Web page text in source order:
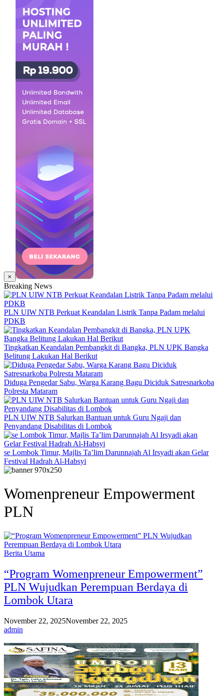
×
Breaking News
PLN UIW NTB Perkuat Keandalan Listrik Tanpa Padam melalui
PDKB
Tingkatkan Keandalan Pembangkit di Bangka, PLN UPK Bangka
Belitung Lakukan Hal Berikut
Diduga Pengedar Sabu, Warga Karang Bagu Diciduk Satresnarkoba
Polresta Mataram
PLN UIW NTB Salurkan Bantuan untuk Guru Ngaji dan
Penyandang Disabilitas di Lombok
se Lombok Timur, Majlis Ta’lim Darunnajah Al Irsyadi akan Gelar
Festival Hadrah Al-Habsyi
Womenpreneur Empowerment
PLN
Berita Utama
“Program Womenpreneur Empowerment”
PLN Wujudkan Perempuan Berdaya di
Lombok Utara
November 22, 2025November 22, 2025
admin